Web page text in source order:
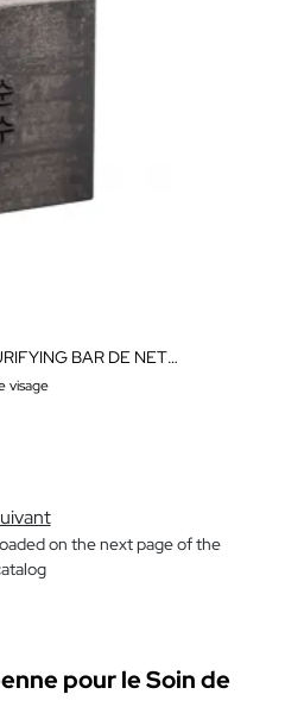
CHARCOAL & WILLOW PURIFYING BAR DE NETTOYAGE 70 gr
visage
on the next page of the
pour le Soin de